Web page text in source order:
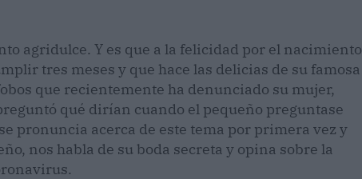
agridulce. Y es que a la felicidad por el nacimiento
tres meses y que hace las delicias de su famosa
que recientemente ha denunciado su mujer,
qué dirían cuando el pequeño preguntase
pronuncia acerca de este tema por primera vez y
nos habla de su boda secreta y opina sobre la